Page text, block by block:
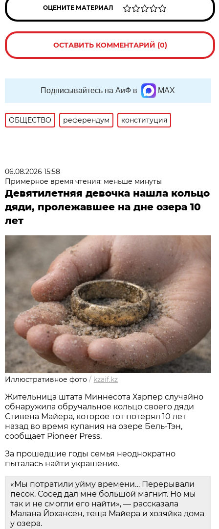
ОЦЕНИТЕ МАТЕРИАЛ
ОСТАВИТЬ КОММЕНТАРИЙ (0)
Подписывайтесь на АиФ в MAX
ОБЩЕСТВО референдум конституция
06.08.2026 15:58
Примерное время чтения: меньше минуты
Девятилетняя девочка нашла кольцо
дяди, пролежавшее на дне озера 10
лет
Иллюстративное фото / kzaif.kz
Жительница штата Миннесота Харпер случайно
обнаружила обручальное кольцо своего дяди
Стивена Майера, которое тот потерял 10 лет
назад во время купания на озере Бель-Тэн,
сообщает Pioneer Press.
За прошедшие годы семья неоднократно
пыталась найти украшение.
«Мы потратили уйму времени… Перерывали
песок. Сосед дал мне большой магнит. Но мы
так и не смогли его найти», — рассказала
Малана Йохансен, теща Майера и хозяйка дома
у озера.